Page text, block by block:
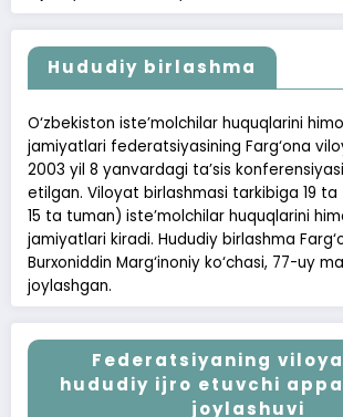
Hududiy birlashma
O‘zbekiston iste’molchilar huquqlarini
jamiyatlari federatsiyasining Farg‘ona
2003 yil 8 yanvardagi ta’sis
etilgan. Viloyat birlashmasi tarkibiga 19
15 ta tuman) iste’molchilar huquqlarini
jamiyatlari kiradi. Hududiy birlashma
Burxoniddin Marg‘inoniy ko‘chasi, 77-uy
joylashgan.
Federatsiyaning
hududiy ijro etuvchi
joylashuvi